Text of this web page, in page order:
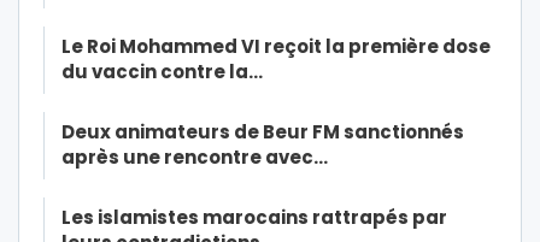
Le Roi Mohammed VI reçoit la première dose
du vaccin contre la…
Deux animateurs de Beur FM sanctionnés
après une rencontre avec…
Les islamistes marocains rattrapés par